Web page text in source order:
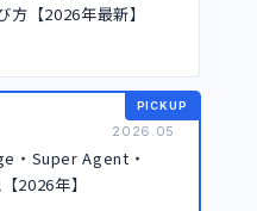
【2026年最新】
PICKUP
2026.05
・Super Agent・
2026年】